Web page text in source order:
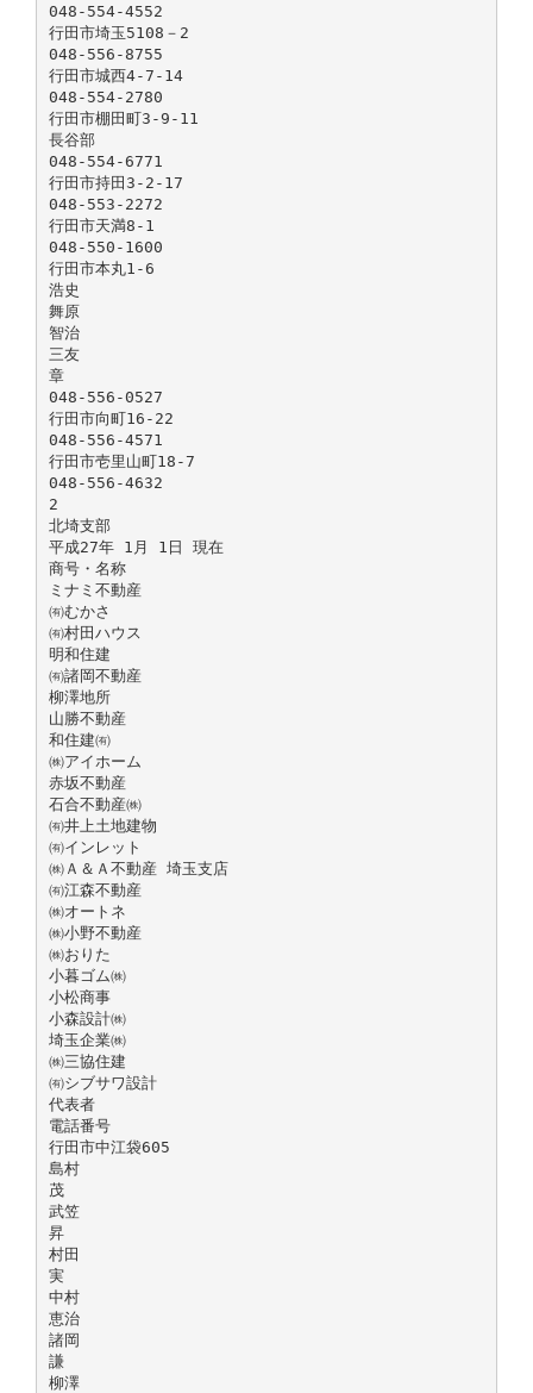
048-554-4552
行田市埼玉5108－2
048-556-8755
行田市城西4-7-14
048-554-2780
行田市棚田町3-9-11
長谷部
048-554-6771
行田市持田3-2-17
048-553-2272
行田市天満8-1
048-550-1600
行田市本丸1-6
浩史
舞原
智治
三友
章
048-556-0527
行田市向町16-22
048-556-4571
行田市壱里山町18-7
048-556-4632
2
北埼支部
平成27年 1月 1日 現在
商号・名称
ミナミ不動産
㈲むかさ
㈲村田ハウス
明和住建
㈲諸岡不動産
柳澤地所
山勝不動産
和住建㈲
㈱アイホーム
赤坂不動産
石合不動産㈱
㈲井上土地建物
㈲インレット
㈱Ａ＆Ａ不動産 埼玉支店
㈲江森不動産
㈱オートネ
㈱小野不動産
㈱おりた
小暮ゴム㈱
小松商事
小森設計㈱
埼玉企業㈱
㈱三協住建
㈲シブサワ設計
代表者
電話番号
行田市中江袋605
島村
茂
武笠
昇
村田
実
中村
恵治
諸岡
謙
柳澤